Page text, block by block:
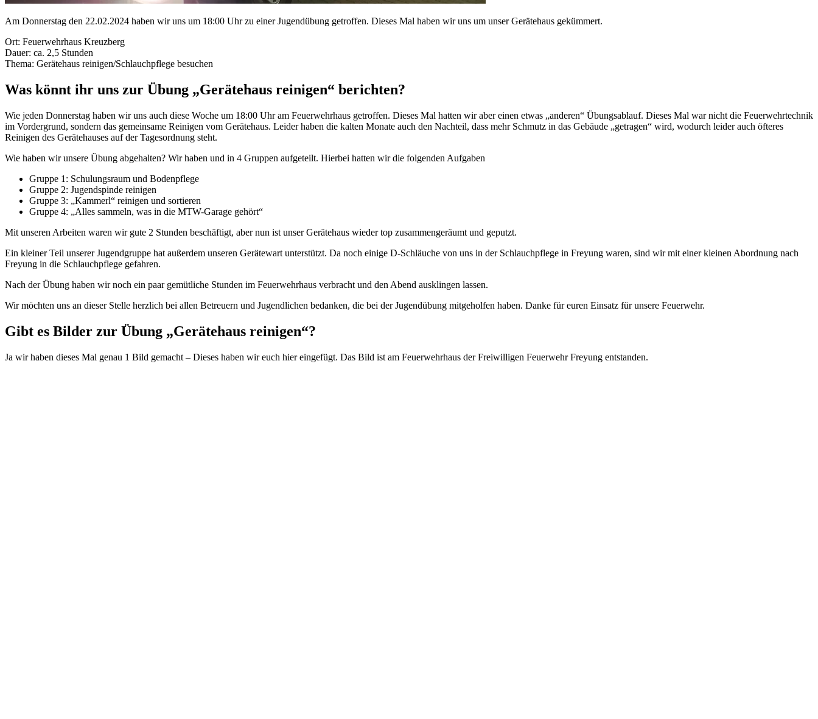
Am Donnerstag den 22.02.2024 haben wir uns um 18:00 Uhr zu einer Jugendübung getroffen. Dieses Mal haben wir uns um unser Gerätehaus gekümmert.
Ort: Feuerwehrhaus Kreuzberg
Dauer: ca. 2,5 Stunden
Thema: Gerätehaus reinigen/Schlauchpflege besuchen
Was könnt ihr uns zur Übung „Gerätehaus reinigen“ berichten?
Wie jeden Donnerstag haben wir uns auch diese Woche um 18:00 Uhr am Feuerwehrhaus getroffen. Dieses Mal hatten wir aber einen etwas „anderen“ Übungsablauf. Dieses Mal war nicht die Feuerwehrtechnik
im Vordergrund, sondern das gemeinsame Reinigen vom Gerätehaus. Leider haben die kalten Monate auch den Nachteil, dass mehr Schmutz in das Gebäude „getragen“ wird, wodurch leider auch öfteres
Reinigen des Gerätehauses auf der Tagesordnung steht.
Wie haben wir unsere Übung abgehalten? Wir haben und in 4 Gruppen aufgeteilt. Hierbei hatten wir die folgenden Aufgaben
Gruppe 1: Schulungsraum und Bodenpflege
Gruppe 2: Jugendspinde reinigen
Gruppe 3: „Kammerl“ reinigen und sortieren
Gruppe 4: „Alles sammeln, was in die MTW-Garage gehört“
Mit unseren Arbeiten waren wir gute 2 Stunden beschäftigt, aber nun ist unser Gerätehaus wieder top zusammengeräumt und geputzt.
Ein kleiner Teil unserer Jugendgruppe hat außerdem unseren Gerätewart unterstützt. Da noch einige D-Schläuche von uns in der Schlauchpflege in Freyung waren, sind wir mit einer kleinen Abordnung nach
Freyung in die Schlauchpflege gefahren.
Nach der Übung haben wir noch ein paar gemütliche Stunden im Feuerwehrhaus verbracht und den Abend ausklingen lassen.
Wir möchten uns an dieser Stelle herzlich bei allen Betreuern und Jugendlichen bedanken, die bei der Jugendübung mitgeholfen haben. Danke für euren Einsatz für unsere Feuerwehr.
Gibt es Bilder zur Übung „Gerätehaus reinigen“?
Ja wir haben dieses Mal genau 1 Bild gemacht – Dieses haben wir euch hier eingefügt. Das Bild ist am Feuerwehrhaus der Freiwilligen Feuerwehr Freyung entstanden.